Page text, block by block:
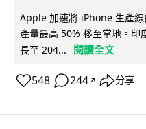
Apple 加速將 iPhone 生產
產量最高 50% 移至當地。印
長至 204...
閱讀全文
548 244 ↗ 分享